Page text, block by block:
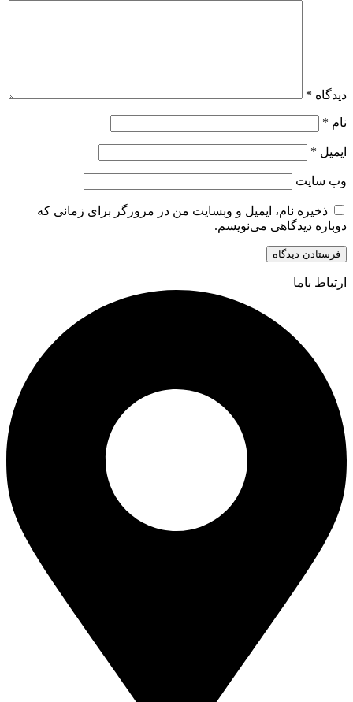
دیدگاه *
نام *
ایمیل *
وب‌ سایت
ذخیره نام، ایمیل و وبسایت من در مرورگر برای زمانی که
دوباره دیدگاهی می‌نویسم.
ارتباط باما